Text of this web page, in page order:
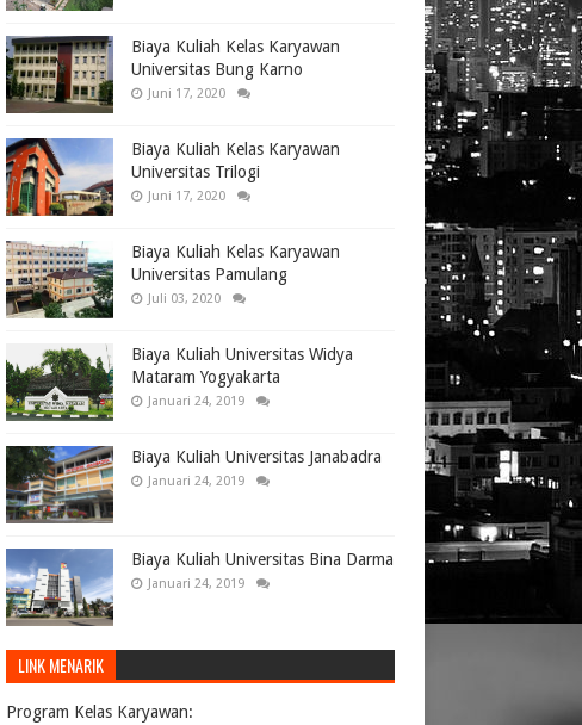
Biaya Kuliah Kelas Karyawan
Universitas Bung Karno
Juni 17, 2020
Biaya Kuliah Kelas Karyawan
Universitas Trilogi
Juni 17, 2020
Biaya Kuliah Kelas Karyawan
Universitas Pamulang
Juli 03, 2020
Biaya Kuliah Universitas Widya
Mataram Yogyakarta
Januari 24, 2019
Biaya Kuliah Universitas Janabadra
Januari 24, 2019
Biaya Kuliah Universitas Bina Darma
Januari 24, 2019
LINK MENARIK
Program Kelas Karyawan: